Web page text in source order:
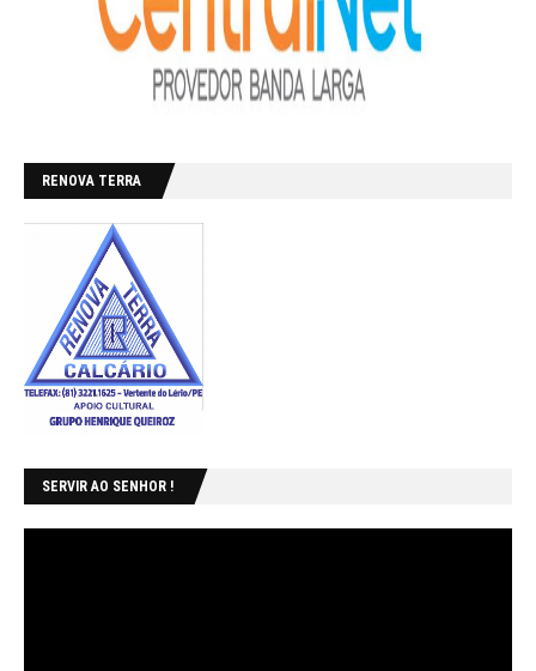
RENOVA TERRA
SERVIR AO SENHOR !